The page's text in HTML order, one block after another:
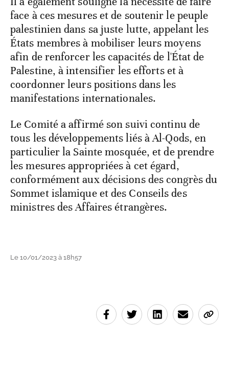
face à ces mesures et de soutenir le peuple
palestinien dans sa juste lutte, appelant les
États membres à mobiliser leurs moyens
afin de renforcer les capacités de l'État de
Palestine, à intensifier les efforts et à
coordonner leurs positions dans les
manifestations internationales.
Le Comité a affirmé son suivi continu de
tous les développements liés à Al-Qods, en
particulier la Sainte mosquée, et de prendre
les mesures appropriées à cet égard,
conformément aux décisions des congrès du
Sommet islamique et des Conseils des
ministres des Affaires étrangères.
Le 10/01/2023 à 18h57